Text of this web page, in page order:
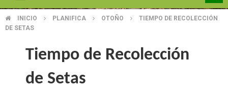
SOBRESCRIBIR
AYUDA
INICIO PLANIFICA OTOÑO
TIEMPO DE RECOLECCIÓN
DE SETAS
Tiempo de Recolección
de Setas